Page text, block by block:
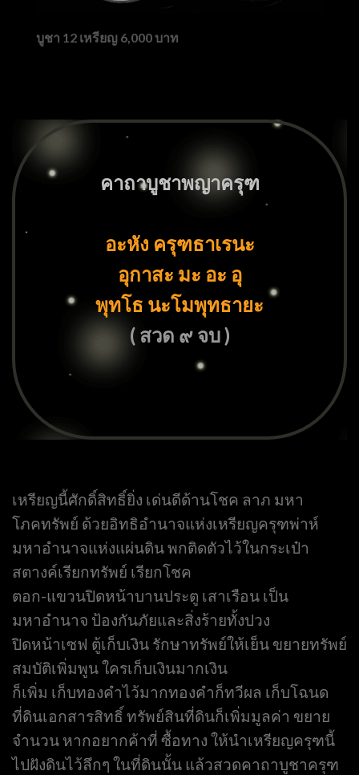
บูชา 12 เหรียญ 6,000 บาท
คาถาบูชาพญาครุฑ
อะหัง ครุฑธาเรนะ
อุกาสะ มะ อะ อุ
พุทโธ นะโมพุทธายะ
( สวด ๙ จบ )
เหรียญนี้ศักดิ์สิทธิ์ยิ่ง เด่นดีด้านโชค ลาภ มหา
โภคทรัพย์ ด้วยอิทธิอำนาจแห่งเหรียญครุฑพ่าห์
มหาอำนาจแห่งแผ่นดิน พกติดตัวไว้ในกระเป๋า
สตางค์เรียกทรัพย์ เรียกโชค
ตอก-แขวนปิดหน้าบานประตู เสาเรือน เป็น
มหาอำนาจ ป้องกันภัยและสิ่งร้ายทั้งปวง
ปิดหน้าเซฟ ตู้เก็บเงิน รักษาทรัพย์ให้เย็น ขยายทรัพย์
สมบัติเพิ่มพูน ใครเก็บเงินมากเงิน
ก็เพิ่ม เก็บทองคำไว้มากทองคำก็ทวีผล เก็บโฉนด
ที่ดินเอกสารสิทธิ์ ทรัพย์สินที่ดินก็เพิ่มมูลค่า ขยาย
จำนวน หากอยากค้าที่ ซื้อทาง ให้นำเหรียญครุฑนี้
ไปฝังดินไว้ลึกๆ ในที่ดินนั้น แล้วสวดคาถาบูชาครุฑ